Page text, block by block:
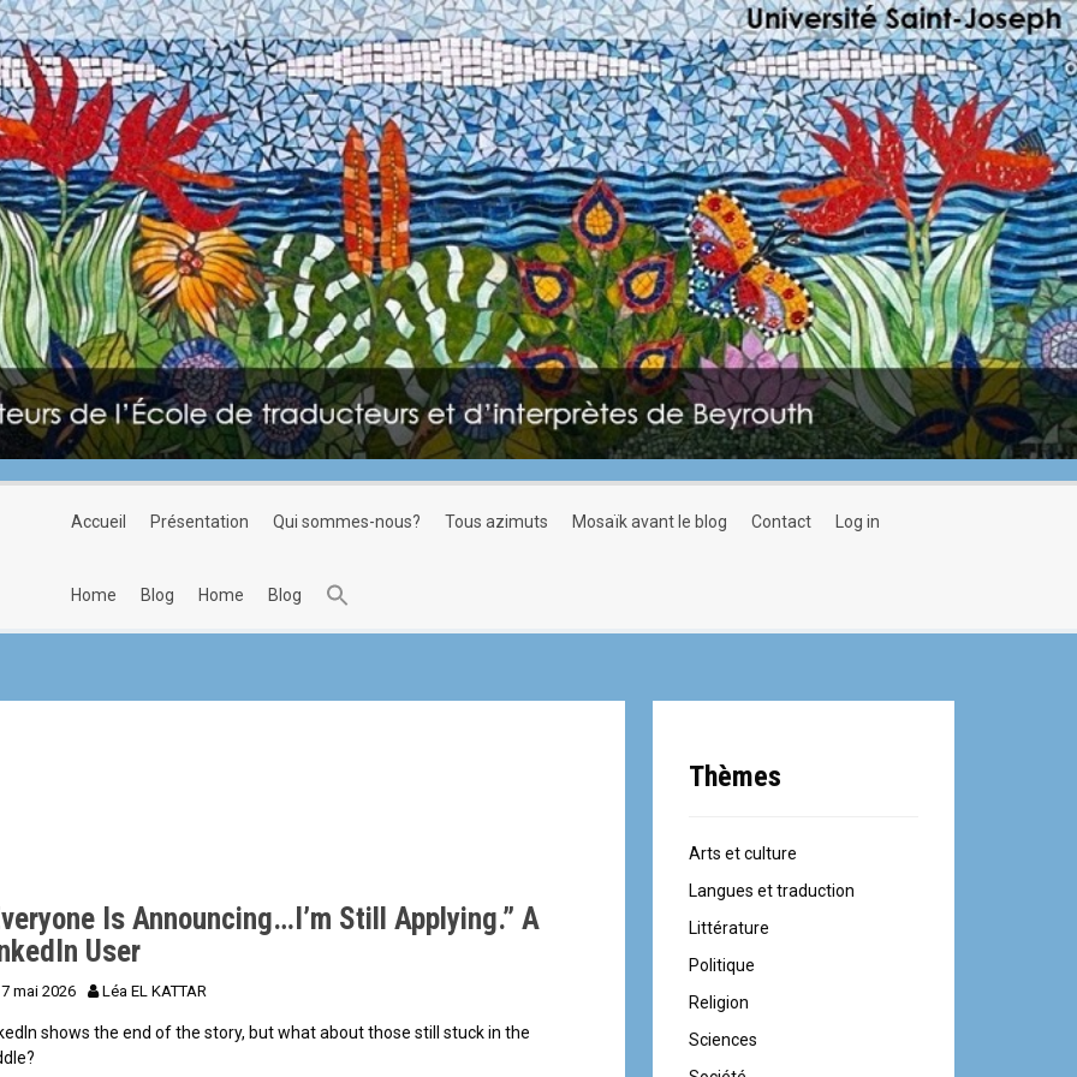
accueil présentation qui sommes-nous? tous azimuts mosaïk avant le blog contact log in
home blog home blog
Is Announcing…I’m Still Applying.” A
User
mai 2026 Léa EL KATTAR
shows the end of the story, but what about those still stuck in the
Thèmes
Arts et culture
Langues et traduction
Littérature
Politique
Religion
Sciences